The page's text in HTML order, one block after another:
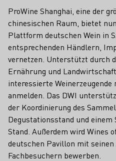
ProWine Shanghai, eine der
chinesischen Raum, bietet
Plattform deutschen Wein in
entsprechenden Händlern,
vernetzen. Unterstützt durch
Ernährung und
interessierte Weinerzeugende
anmelden. Das DWI
der Koordinierung des
Degustationsstand und
Stand. Außerdem wird Wines
deutschen Pavillon mit
Fachbesuchern bewerben.